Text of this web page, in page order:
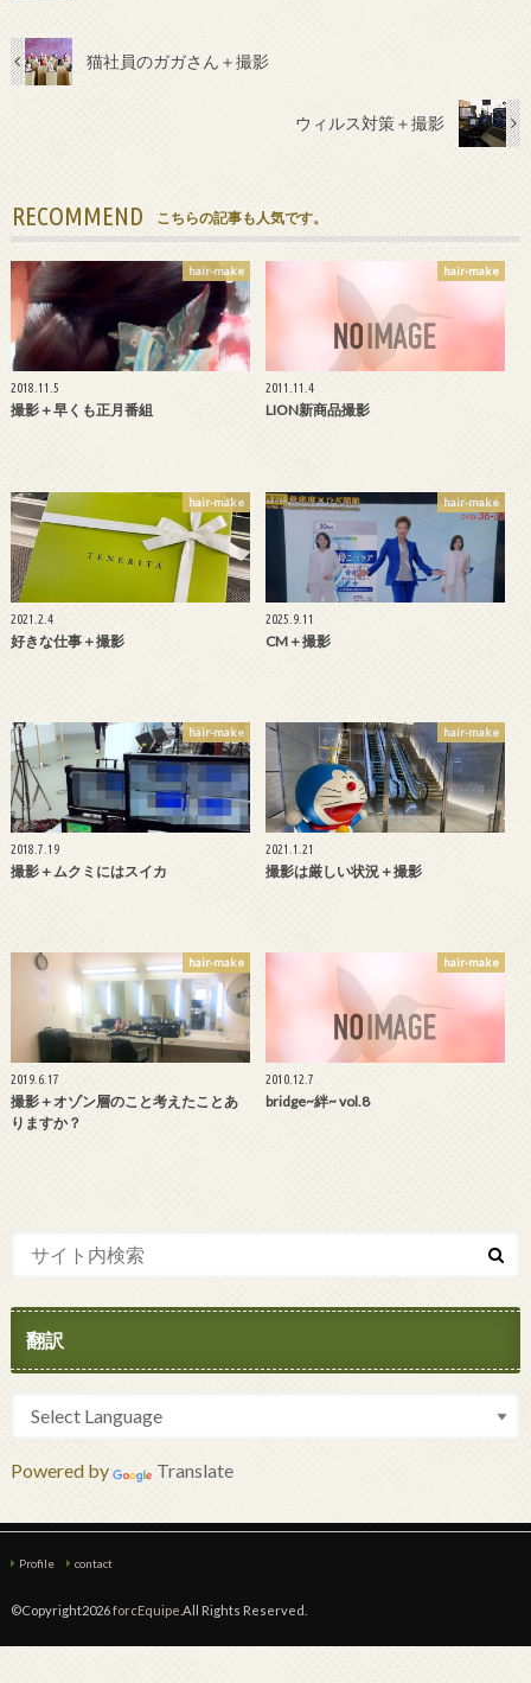
猫社員のガガさん＋撮影
ウィルス対策＋撮影
RECOMMEND こちらの記事も人気です。
hair-make
2018.11.5
撮影＋早くも正月番組
hair-make
2011.11.4
LION新商品撮影
hair-make
2021.2.4
好きな仕事＋撮影
hair-make
2025.9.11
CM＋撮影
hair-make
2018.7.19
撮影＋ムクミにはスイカ
hair-make
2021.1.21
撮影は厳しい状況＋撮影
hair-make
2019.6.17
撮影＋オゾン層のこと考えたことあ
りますか？
hair-make
2010.12.7
bridge~絆~ vol.8
翻訳
Powered by Translate
Profile contact
©Copyright2026forcEquipe .All Rights Reserved.